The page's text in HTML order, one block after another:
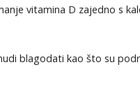
vitamina D zajedno s
blagodati kao što su